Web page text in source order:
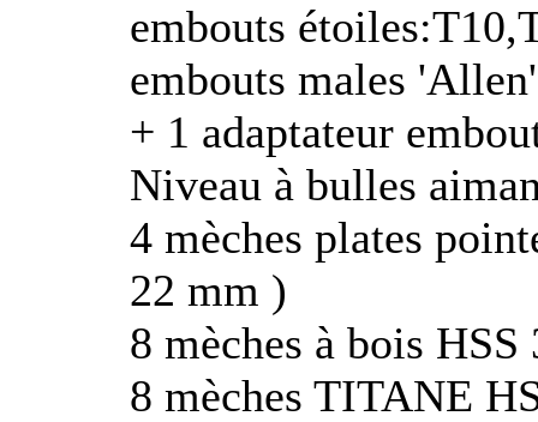
embouts
embouts males
+ 1 adaptateur
Niveau à bulles
4 mèches plates
22 mm )
8 mèches à bois
8 mèches TITANE